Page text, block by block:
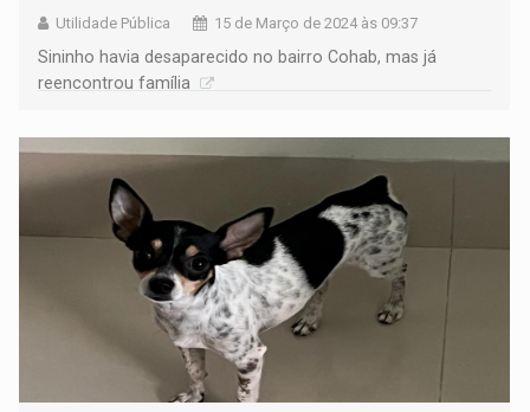
Utilidade Pública 15 de Março de 2024 às 09:37
Sininho havia desaparecido no bairro Cohab, mas já
reencontrou família